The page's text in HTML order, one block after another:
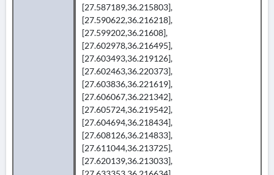
[27.587189,36.215803],
[27.590622,36.216218],
[27.599202,36.21608],
[27.602978,36.216495],
[27.603493,36.219126],
[27.602463,36.220373],
[27.603836,36.221619],
[27.606067,36.221342],
[27.605724,36.219542],
[27.604694,36.218434],
[27.608126,36.214833],
[27.611044,36.213725],
[27.620139,36.213033],